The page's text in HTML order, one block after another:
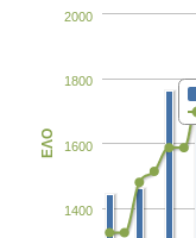
1400
1600
1800
2000
ΕΛΟ